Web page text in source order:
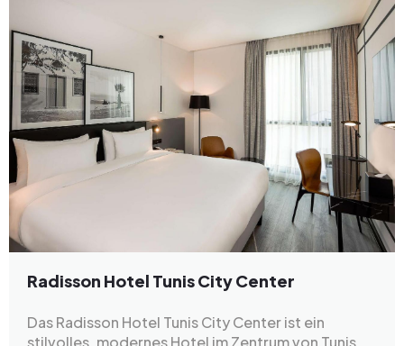
Radisson Hotel Tunis City Center
Das Radisson Hotel Tunis City Center ist ein
stilvolles, modernes Hotel im Zentrum von Tunis,